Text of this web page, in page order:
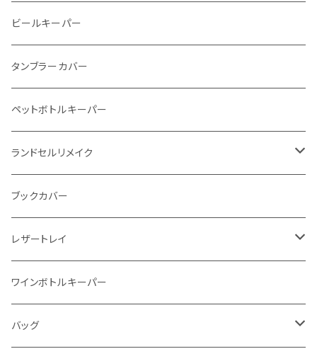
メタルウォレット
インビジブルウォレット
イントレチャート 編み込みアートウォレット
"Crammy"L字フラップウォレット
"メッセージ"カリグラフィーウォレット
L字ファスナー
柔らか革財布
イントレチャート
ラウンドファスナー
ビールキーパー
タンブラーカバー
ペットボトルキーパー
ランドセルリメイク
写真立て
ブックカバー
レザートレイ
番外編"Wave"
通常盤
ワインボトルキーパー
バッグ